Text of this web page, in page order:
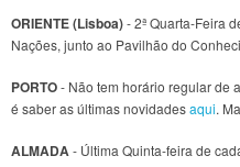
ORIENTE (Lisboa)- 2ª Quarta-Feira
Nações, junto ao Pavilhão do
PORTO- Não tem horário regular de
é saber as últimas novidadesaqui.
ALMADA- Última Quinta-feira de